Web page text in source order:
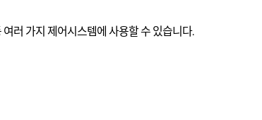
러 가지 제어시스템에 사용할 수 있습니다.